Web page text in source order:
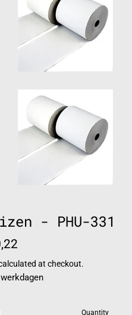
- PHU-331
at checkout.
Quantity